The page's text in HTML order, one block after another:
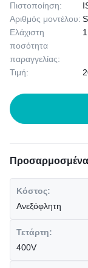
Πιστοποίηση:
Αριθμός μοντέλου:
Ελάχιστη
ποσότητα
παραγγελίας:
1
Τιμή:
Προσαρμοσμένα
Κόστος:
Ανεξόφλητη
Τετάρτη:
400V